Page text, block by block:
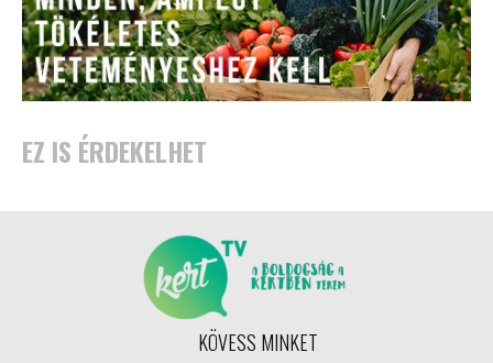
EZ IS ÉRDEKELHET
KÖVESS MINKET